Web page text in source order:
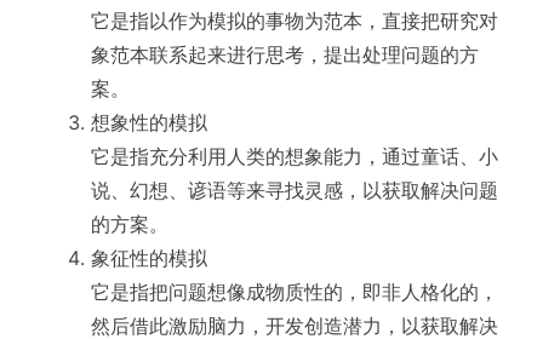
它是指以作为模拟的事物为范本，直接把研究对
象范本联系起来进行思考，提出处理问题的方
案。
想象性的模拟
它是指充分利用人类的想象能力，通过童话、小
说、幻想、谚语等来寻找灵感，以获取解决问题
的方案。
象征性的模拟
它是指把问题想像成物质性的，即非人格化的，
然后借此激励脑力，开发创造潜力，以获取解决